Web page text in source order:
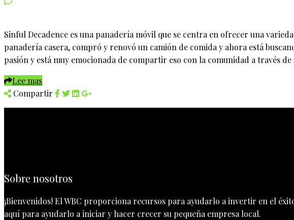
Sinful Decadence es una panadería móvil que se centra en ofrecer una
panadería casera, compró y renovó un camión de comida y ahora está
pasión y está muy emocionada de compartir eso con la comunidad a través
Lee mas
Compartir
Sobre nosotros
¡Bienvenidos! El WBC proporciona recursos para ayudarlo a invertir en el
aquí para ayudarlo a iniciar y hacer crecer su pequeña empresa local.